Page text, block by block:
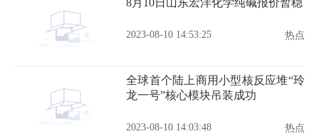
8月10日山东宏洋化学纯碱报价暂稳
2023-08-10 14:53:25 热点
全球首个陆上商用小型核反应堆“玲
龙一号”核心模块吊装成功
2023-08-10 14:03:48 热点